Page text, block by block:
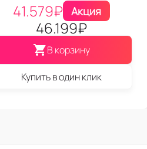
41.579₽ Акция
46.199₽
В корзину
Купить в один клик